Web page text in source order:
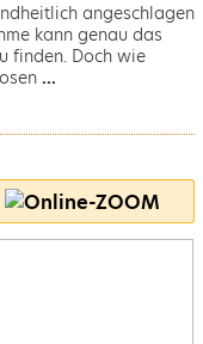
angeschlagen
kann genau das
finden. Doch wie
...